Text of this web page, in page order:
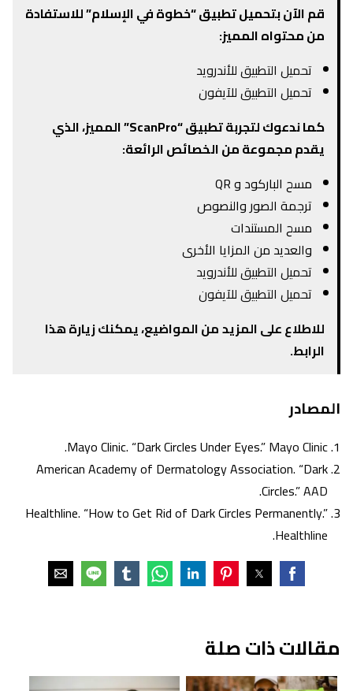
قم الآن بتحميل تطبيق “خطوة في الإسلام” للاستفادة
من محتواه المميز:
تحميل التطبيق للأندرويد
تحميل التطبيق للآيفون
كما ندعوك لتجربة تطبيق “ScanPro” المميز، الذي
يقدم مجموعة من الخصائص الرائعة:
مسح الباركود و QR
ترجمة الصور والنصوص
مسح المستندات
والعديد من المزايا الأخرى
تحميل التطبيق للأندرويد
تحميل التطبيق للآيفون
للاطلاع على المزيدمن المواضيع، يمكنك زيارة هذا
الرابط.
المصادر
Mayo Clinic. “Dark Circles Under Eyes.”Mayo Clinic
.
American Academy of Dermatology Association. “Dark
Circles.”AAD
.
Healthline. “How to Get Rid of Dark Circles Permanently.”
Healthline
.
مقالات ذات صلة